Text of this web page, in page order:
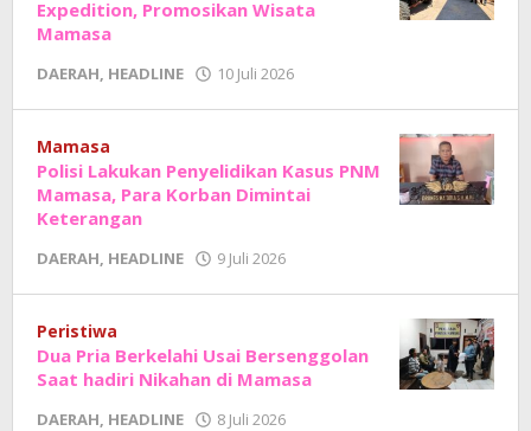
Expedition, Promosikan Wisata
Mamasa
DAERAH, HEADLINE 10 Juli 2026
Junaedi
Mamasa
Polisi Lakukan Penyelidikan Kasus PNM
Mamasa, Para Korban Dimintai
Keterangan
DAERAH, HEADLINE 9 Juli 2026
Junaedi
Peristiwa
Dua Pria Berkelahi Usai Bersenggolan
Saat hadiri Nikahan di Mamasa
DAERAH, HEADLINE 8 Juli 2026